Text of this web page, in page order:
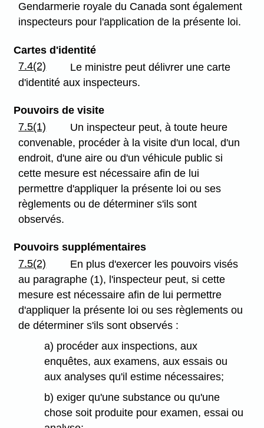
Gendarmerie royale du Canada sont également
inspecteurs pour l'application de la présente loi.
Cartes d'identité
7.4(2)
Le ministre peut délivrer une carte
d'identité aux inspecteurs.
Pouvoirs de visite
7.5(1)
Un inspecteur peut, à toute heure
convenable, procéder à la visite d'un local, d'un
endroit, d'une aire ou d'un véhicule public si
cette mesure est nécessaire afin de lui
permettre d'appliquer la présente loi ou ses
règlements ou de déterminer s'ils sont
observés.
Pouvoirs supplémentaires
7.5(2)
En plus d'exercer les pouvoirs visés
au paragraphe (1), l'inspecteur peut, si cette
mesure est nécessaire afin de lui permettre
d'appliquer la présente loi ou ses règlements ou
de déterminer s'ils sont observés :
a) procéder aux inspections, aux
enquêtes, aux examens, aux essais ou
aux analyses qu'il estime nécessaires;
b) exiger qu'une substance ou qu'une
chose soit produite pour examen, essai ou